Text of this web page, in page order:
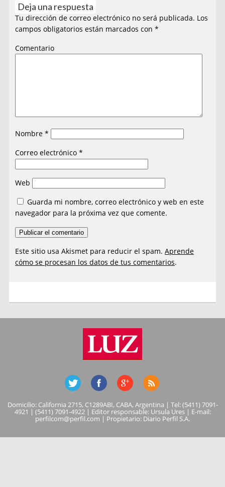
Deja una respuesta
Tu dirección de correo electrónico no será publicada. Los
campos obligatorios están marcados con*
Comentario
Nombre*
Correo electrónico*
Web
Guarda mi nombre, correo electrónico y web en este
navegador para la próxima vez que comente.
Este sitio usa Akismet para reducir el spam.Aprende
cómo se procesan los datos de tus comentarios.
Domicilio: California 2715, C1289ABI, CABA, Argentina | Tel: (5411) 7091-
4921 | (5411) 7091-4922 | Editor responsable: Ursula Ures | E-mail:
perfilcom@perfil.com | Propietario: Diario Perfil S.A.